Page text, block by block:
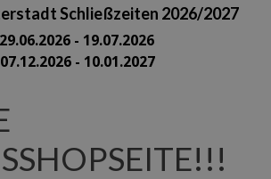
Schließzeiten 2026/2027
.06.2026 - 19.07.2026
- 10.01.2027